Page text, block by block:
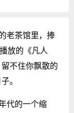
老茶馆里，捧
放的《凡人
不住你飘散的
。
代的一个缩